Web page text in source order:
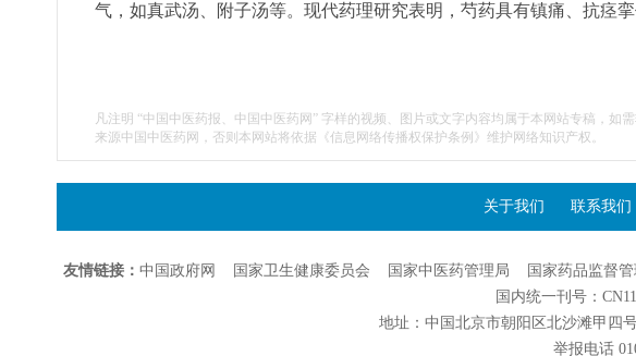
气，如真武汤、附子汤等。现代药理研究表明，芍药具有镇痛、抗痉
凡注明 “中国中医药报、中国中医药网” 字样的视频、图片或文字内容均属于本网站专稿，如
来源中国中医药网，否则本网站将依据《信息网络传播权保护条例》维护网络知识产权。
关于我们 联系我们
友情链接： 中国政府网 国家卫生健康委员会 国家中医药管理局 国家药品监督
国内统一刊号：
地址：中国北京市朝阳区北沙滩甲
举报电话